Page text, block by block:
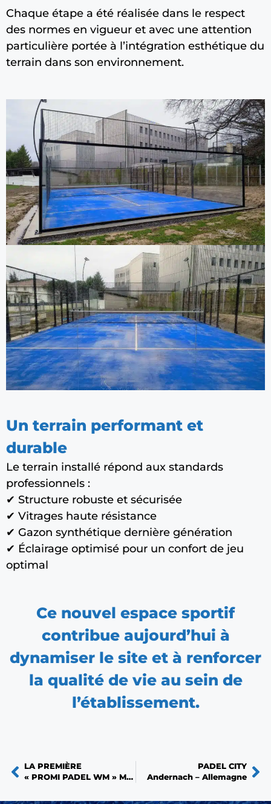
Chaque étape a été réalisée dans le respect
des normes en vigueur et avec une attention
particulière portée à l’intégration esthétique du
terrain dans son environnement.
Un terrain performant et
durable
Le terrain installé répond aux standards
professionnels :
✔ Structure robuste et sécurisée
✔ Vitrages haute résistance
✔ Gazon synthétique dernière génération
✔ Éclairage optimisé pour un confort de jeu
optimal
Ce nouvel espace sportif
contribue aujourd’hui à
dynamiser le site et à renforcer
la qualité de vie au sein de
l’établissement.
LA PREMIÈRE
« PROMI PADEL WM » Munich
PADEL CITY
Andernach – Allemagne